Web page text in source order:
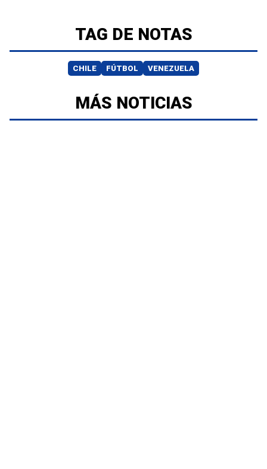
TAG DE NOTAS
CHILE FÚTBOL VENEZUELA
MÁS NOTICIAS